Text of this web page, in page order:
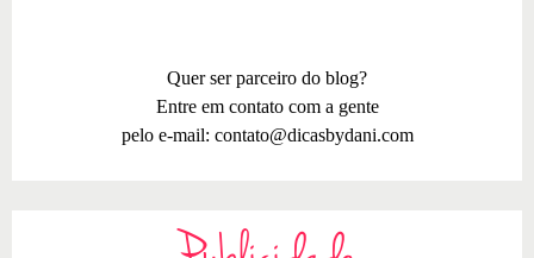
Quer ser parceiro do blog?
Entre em contato com a gente
pelo e-mail: contato@dicasbydani.com